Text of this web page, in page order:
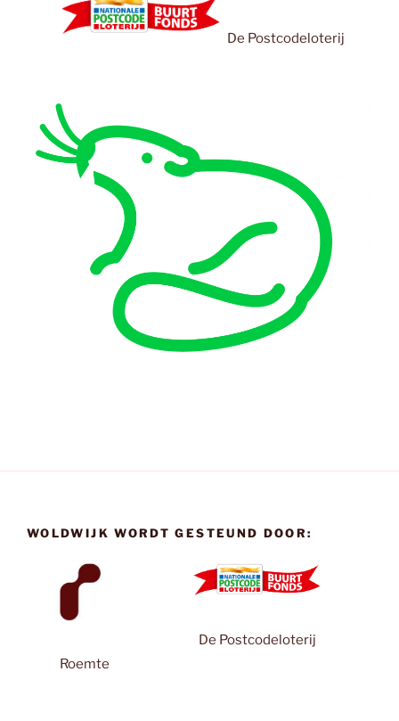
De Postcodeloterij
WOLDWIJK WORDT GESTEUND DOOR:
Roemte
De Postcodeloterij